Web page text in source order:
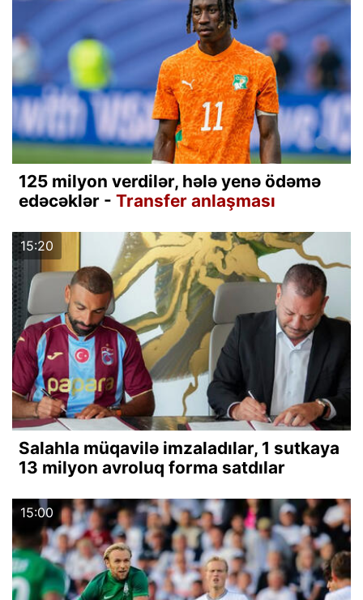
125 milyon verdilər, hələ yenə ödəmə
edəcəklər - Transfer anlaşması
15:20
Salahla müqavilə imzaladılar, 1 sutkaya
13 milyon avroluq forma satdılar
15:00